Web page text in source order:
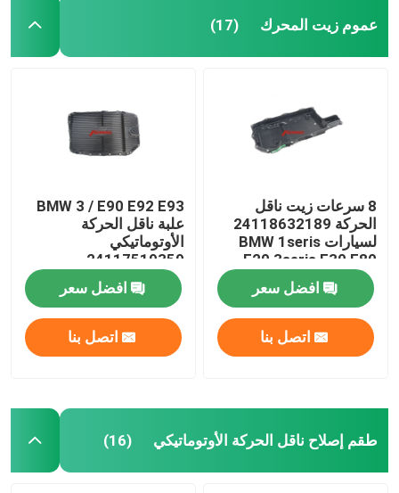
عموم زيت المحرك (17)
8 سرعات زيت ناقل
الحركة 24118632189
لسيارات BMW 1seris
F20 3seris F30 F80
افضل سعر
اتصل بنا
BMW 3 / E90 E92 E93
علبة ناقل الحركة
الأوتوماتيكي
24117519359
24117522923
24152333903
افضل سعر
اتصل بنا
طقم إصلاح ناقل الحركة الأوتوماتيكي (16)